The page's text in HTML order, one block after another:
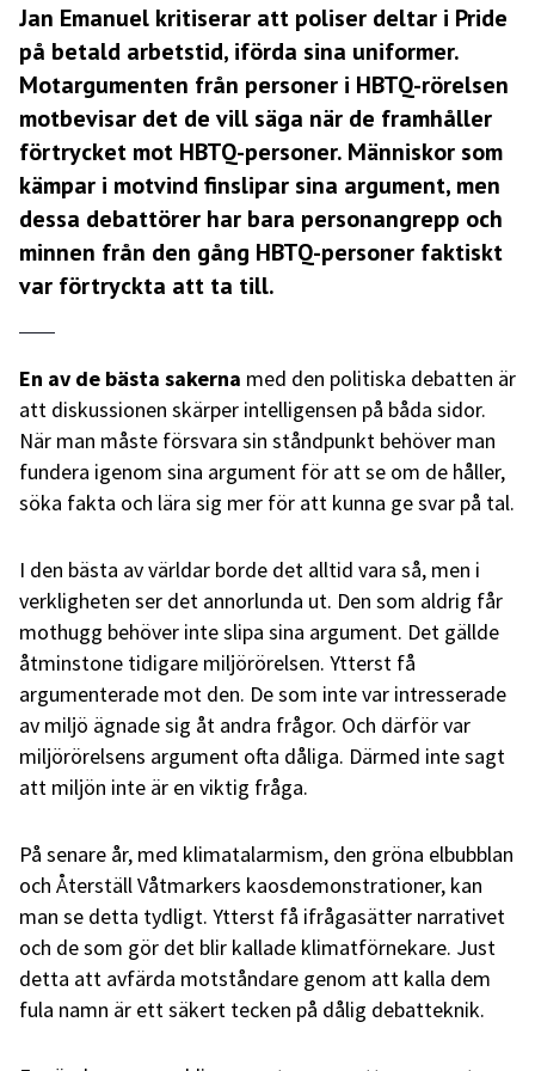
Jan Emanuel kritiserar att poliser deltar i Pride
på betald arbetstid, iförda sina uniformer.
Motargumenten från personer i HBTQ-rörelsen
motbevisar det de vill säga när de framhåller
förtrycket mot HBTQ-personer. Människor som
kämpar i motvind finslipar sina argument, men
dessa debattörer har bara personangrepp och
minnen från den gång HBTQ-personer faktiskt
var förtryckta att ta till.
En av de bästa sakerna med den politiska debatten är
att diskussionen skärper intelligensen på båda sidor.
När man måste försvara sin ståndpunkt behöver man
fundera igenom sina argument för att se om de håller,
söka fakta och lära sig mer för att kunna ge svar på tal.
I den bästa av världar borde det alltid vara så, men i
verkligheten ser det annorlunda ut. Den som aldrig får
mothugg behöver inte slipa sina argument. Det gällde
åtminstone tidigare miljörörelsen. Ytterst få
argumenterade mot den. De som inte var intresserade
av miljö ägnade sig åt andra frågor. Och därför var
miljörörelsens argument ofta dåliga. Därmed inte sagt
att miljön inte är en viktig fråga.
På senare år, med klimatalarmism, den gröna elbubblan
och Återställ Våtmarkers kaosdemonstrationer, kan
man se detta tydligt. Ytterst få ifrågasätter narrativet
och de som gör det blir kallade klimatförnekare. Just
detta att avfärda motståndare genom att kalla dem
fula namn är ett säkert tecken på dålig debatteknik.